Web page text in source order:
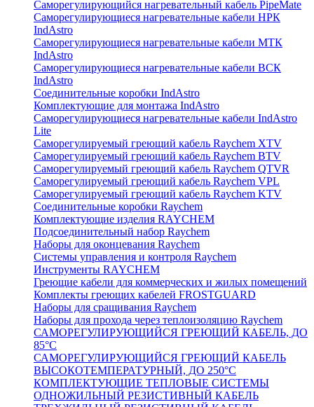
Саморегулирующийся нагревательный кабель PipeMate
Саморегулирующиеся нагревательные кабели НРК
IndAstro
Саморегулирующиеся нагревательные кабели МТК
IndAstro
Саморегулирующиеся нагревательные кабели ВСК
IndAstro
Соединительные коробки IndAstro
Комплектующие для монтажа IndAstro
Саморегулирующиеся нагревательные кабели IndAstro
Lite
Саморегулируемый греющий кабель Raychem XTV
Саморегулируемый греющий кабель Raychem BTV
Саморегулируемый греющий кабель Raychem QTVR
Саморегулируемый греющий кабель Raychem VPL
Саморегулируемый греющий кабель Raychem KTV
Соединительные коробки Raychem
Комплектующие изделия RAYCHEM
Подсоединительный набор Raychem
Наборы для оконцевания Raychem
Системы управления и контроля Raychem
Инструменты RAYCHEM
Греющие кабели для коммерческих и жилых помещений
Комплекты греющих кабелей FROSTGUARD
Наборы для сращивания Raychem
Наборы для прохода через теплоизоляцию Raychem
САМОРЕГУЛИРУЮЩИЙСЯ ГРЕЮЩИЙ КАБЕЛЬ, ДО
85°С
САМОРЕГУЛИРУЮЩИЙСЯ ГРЕЮЩИЙ КАБЕЛЬ
ВЫСОКОТЕМПЕРАТУРНЫЙ, ДО 250°С
КОМПЛЕКТУЮЩИЕ ТЕПЛОВЫЕ СИСТЕМЫ
ОДНОЖИЛЬНЫЙ РЕЗИСТИВНЫЙ КАБЕЛЬ